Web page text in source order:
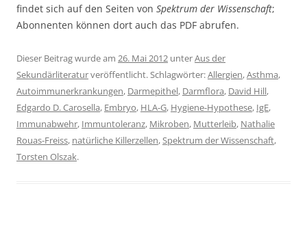
findet sich auf den Seiten von Spektrum der Wissenschaft;
Abonnenten können dort auch das PDF abrufen.
Dieser Beitrag wurde am 26. Mai 2012 unterAus der
Sekundärliteraturveröffentlicht. Schlagwörter:Allergien,Asthma,
Autoimmunerkrankungen, Darmepithel, Darmflora, David Hill,
Edgardo D. Carosella, Embryo, HLA-G, Hygiene-Hypothese, IgE,
Immunabwehr, Immuntoleranz, Mikroben, Mutterleib, Nathalie
Rouas-Freiss, natürliche Killerzellen,Spektrum der Wissenschaft,
Torsten Olszak.